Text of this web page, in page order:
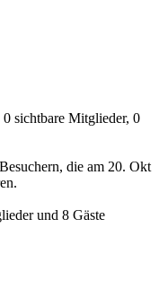
sichtbare Mitglieder, 0
Besuchern, die am 20. Okt
und 8 Gäste